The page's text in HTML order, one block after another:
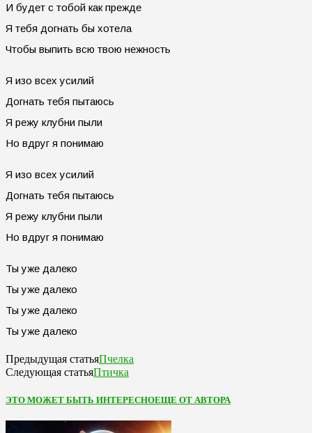
И будет с тобой как прежде
Я тебя догнать бы хотела
Чтобы выпить всю твою нежность
Я изо всех усилий
Догнать тебя пытаюсь
Я режу клубни пыли
Но вдруг я понимаю
Я изо всех усилий
Догнать тебя пытаюсь
Я режу клубни пыли
Но вдруг я понимаю
Ты уже далеко
Ты уже далеко
Ты уже далеко
Ты уже далеко
Предыдущая статьяПчелка
Следующая статьяПтичка
ЭТО МОЖЕТ БЫТЬ ИНТЕРЕСНОЕЩЕ ОТ АВТОРА